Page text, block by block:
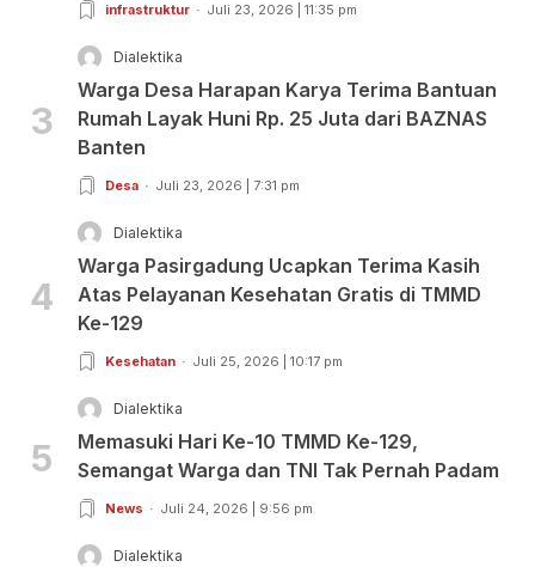
infrastruktur Juli 23, 2026 | 11:35 pm
3
Dialektika
Warga Desa Harapan Karya Terima Bantuan
Rumah Layak Huni Rp. 25 Juta dari BAZNAS
Banten
Desa Juli 23, 2026 | 7:31 pm
4
Dialektika
Warga Pasirgadung Ucapkan Terima Kasih
Atas Pelayanan Kesehatan Gratis di TMMD
Ke-129
Kesehatan Juli 25, 2026 | 10:17 pm
5
Dialektika
Memasuki Hari Ke-10 TMMD Ke-129,
Semangat Warga dan TNI Tak Pernah Padam
News Juli 24, 2026 | 9:56 pm
Dialektika